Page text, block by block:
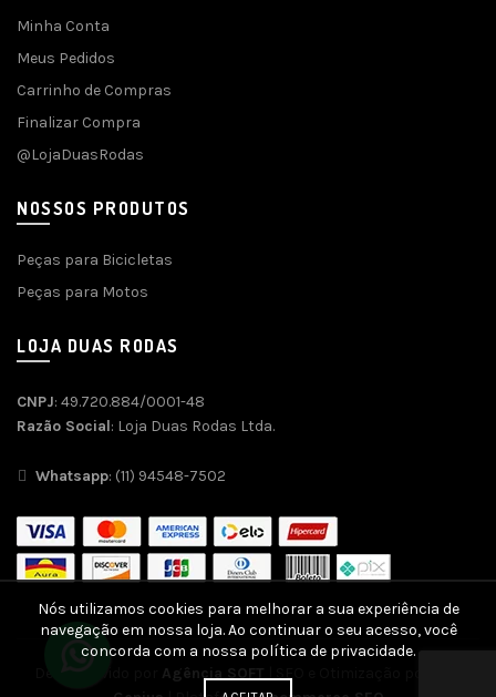
Minha Conta
Meus Pedidos
Carrinho de Compras
Finalizar Compra
@LojaDuasRodas
NOSSOS PRODUTOS
Peças para Bicicletas
Peças para Motos
LOJA DUAS RODAS
CNPJ: 49.720.884/0001-48
Razão Social: Loja Duas Rodas Ltda.
Whatsapp: (11) 94548-7502
Agência SOFT
Nós utilizamos cookies para melhorar a sua experiência de
navegação em nossa loja. Ao continuar o seu acesso, você
concorda com a nossa política de privacidade.